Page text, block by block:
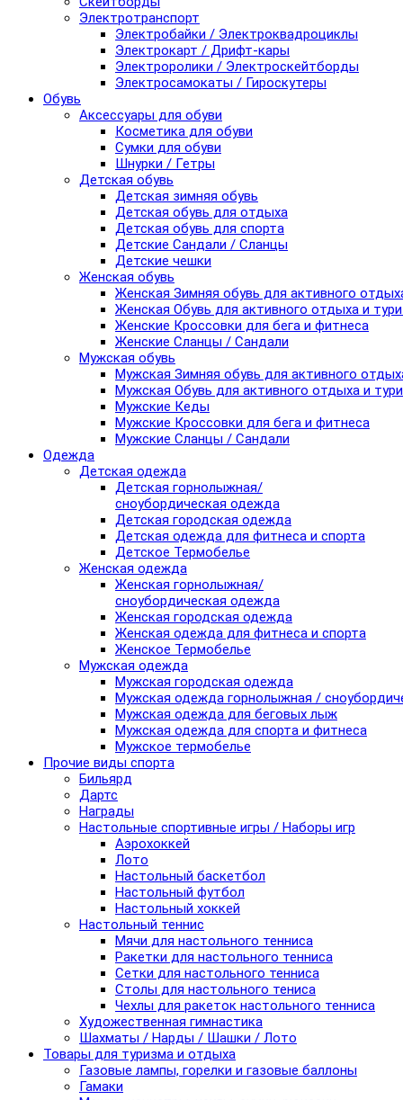
Электротранспорт
Электробайки / Электроквадроциклы
Электрокарт / Дрифт-кары
Электроролики / Электроскейтборды
Электросамокаты / Гироскутеры
Обувь
Аксессуары для обуви
Косметика для обуви
Сумки для обуви
Шнурки / Гетры
Детская обувь
Детская зимняя обувь
Детская обувь для отдыха
Детская обувь для спорта
Детские Сандали / Сланцы
Детские чешки
Женская обувь
Женская Зимняя обувь для активного
Женская Обувь для активного отдыха и
Женские Кроссовки для бега и фитнеса
Женские Сланцы / Сандали
Мужская обувь
Мужская Зимняя обувь для активного
Мужская Обувь для активного отдыха и
Мужские Кеды
Мужские Кроссовки для бега и фитнеса
Мужские Сланцы / Сандали
Одежда
Детская одежда
Детская горнолыжная/
сноубордическая одежда
Детская городская одежда
Детская одежда для фитнеса и спорта
Детское Термобелье
Женская одежда
Женская горнолыжная/
сноубордическая одежда
Женская городская одежда
Женская одежда для фитнеса и спорта
Женское Термобелье
Мужская одежда
Мужская городская одежда
Мужская одежда горнолыжная /
Мужская одежда для беговых лыж
Мужская одежда для спорта и фитнеса
Мужское термобелье
Прочие виды спорта
Бильярд
Дартс
Награды
Настольные спортивные игры / Наборы игр
Аэрохоккей
Лото
Настольный баскетбол
Настольный футбол
Настольный хоккей
Настольный теннис
Мячи для настольного тенниса
Ракетки для настольного тенниса
Сетки для настольного тенниса
Столы для настольного тениса
Чехлы для ракеток настольного тенниса
Художественная гимнастика
Шахматы / Нарды / Шашки / Лото
Товары для туризма и отдыха
Газовые лампы, горелки и газовые баллоны
Гамаки